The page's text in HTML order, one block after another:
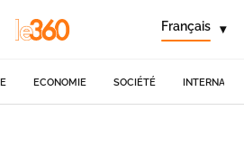
Français ▾
ECONOMIE SOCIÉTÉ